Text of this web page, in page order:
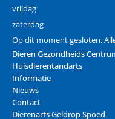
vrijdag
zaterdag
Op dit moment gesloten.
Dieren Gezondheids
Huisdierentandarts
Informatie
Nieuws
Contact
Dierenarts Geldrop Spoed